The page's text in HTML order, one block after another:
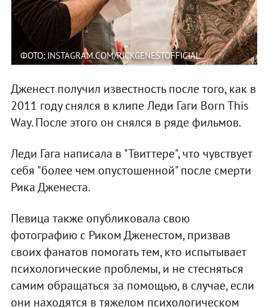
ФОТО: INSTAGRAM.COM/RICKGENESTOFFICIAL
Дженест получил известность после того, как в
2011 году снялся в клипе Леди Гаги Born This
Way. После этого он снялся в ряде фильмов.
Леди Гага написала в "Твиттере", что чувствует
себя "более чем опустошенной" после смерти
Рика Дженеста.
Певица также опубликовала свою
фотографию с Риком Дженестом, призвав
своих фанатов помогать тем, кто испытывает
психологические проблемы, и не стесняться
самим обращаться за помощью, в случае, если
они находятся в тяжелом психологическом